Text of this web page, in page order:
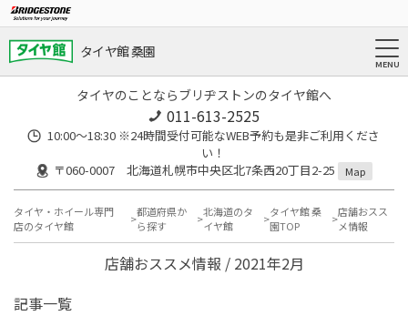
タイヤ館 桑園
タイヤのことならブリヂストンのタイヤ館へ
011-613-2525
10:00～18:30 ※24時間受付可能なWEB予約も是非ご利用くださ
い！
〒060-0007 北海道札幌市中央区北7条西20丁目2-25
Map
タイヤ・ホイール専門
店のタイヤ館
都道府県か
ら探す
北海道のタ
イヤ館
タイヤ館 桑
園TOP
店舗おスス
メ情報
店舗おススメ情報 / 2021年2月
記事一覧